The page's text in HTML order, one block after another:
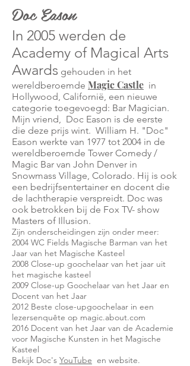
Doc Eason
In 2005 werden de
Academy of Magical Arts
Awards gehouden in het
wereldberoemde Magic Castle in
Hollywood, Californië, een nieuwe
categorie toegevoegd: Bar Magician.
Mijn vriend, Doc Eason is de eerste
die deze prijs wint. William H. "Doc"
Eason werkte van 1977 tot 2004 in de
wereldberoemde Tower Comedy /
Magic Bar van John Denver in
Snowmass Village, Colorado. Hij is ook
een bedrijfsentertainer en docent die
de lachtherapie verspreidt. Doc was
ook betrokken bij de Fox TV- show
Masters of Illusion.
Zijn onderscheidingen zijn onder meer:
2004 WC Fields Magische Barman van het
Jaar van het Magische Kasteel
2008 Close-up goochelaar van het jaar uit
het magische kasteel
2009 Close-up Goochelaar van het Jaar en
Docent van het Jaar
2012 Beste close-upgoochelaar in een
lezersenquête op magic.about.com
2016 Docent van het Jaar van de Academie
voor Magische Kunsten in het Magische
Kasteel
Bekijk Doc's YouTube en website.